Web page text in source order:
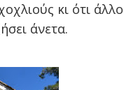
κι ότι άλλο
άνετα.